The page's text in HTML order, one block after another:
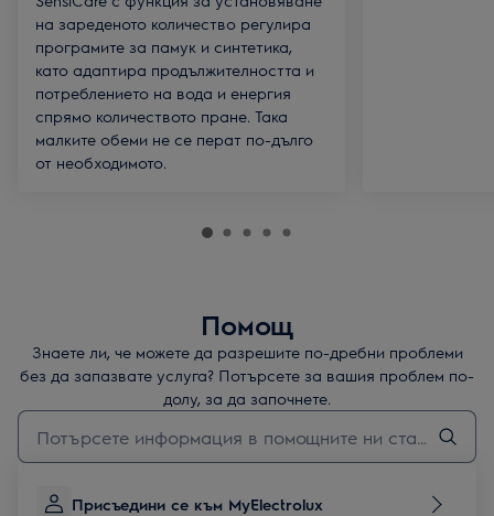
на зареденото количество регулира
програмите за памук и синтетика,
като адаптира продължителността и
потреблението на вода и енергия
спрямо количеството пране. Така
малките обеми не се перат по-дълго
от необходимото.
Помощ
Знаете ли, че можете да разрешите по-дребни проблеми
без да запазвате услуга? Потърсете за вашия проблем по-
долу, за да започнете.
Въведете текст за да потърсите статии за поддръжка
Присъедини се към MyElectrolux